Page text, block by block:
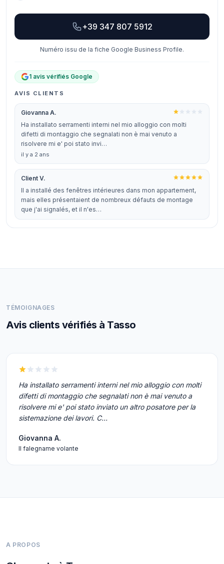
+39 347 807 5912
Numéro issu de la fiche Google Business Profile.
1 avis vérifiés Google
AVIS CLIENTS
Giovanna A.
Ha installato serramenti interni nel mio alloggio con molti
difetti di montaggio che segnalati non è mai venuto a
risolvere mi e' poi stato invi…
il y a 2 ans
Client V.
Il a installé des fenêtres intérieures dans mon appartement,
mais elles présentaient de nombreux défauts de montage
que j'ai signalés, et il n'es…
TÉMOIGNAGES
Avis clients vérifiés à Tasso
Ha installato serramenti interni nel mio alloggio con molti
difetti di montaggio che segnalati non è mai venuto a
risolvere mi e' poi stato inviato un altro posatore per la
sistemazione dei lavori. C…
Giovanna A.
Il falegname volante
A PROPOS